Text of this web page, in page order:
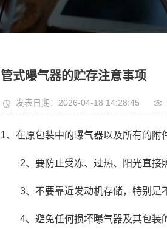
管式曝气器的贮存注意事项
发表日期：2026-04-18 14:28:45
1、在原包装中的曝气器以及所有的附
2、要防止受冻、过热、阳光直接照
3、不要靠近发动机存储，特别是不
4、避免任何损坏曝气器及其包装的